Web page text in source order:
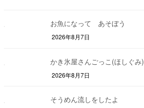
お魚になって あそぼう
2026年8月7日
かき氷屋さんごっこ(ほしぐみ)
2026年8月7日
そうめん流しをしたよ